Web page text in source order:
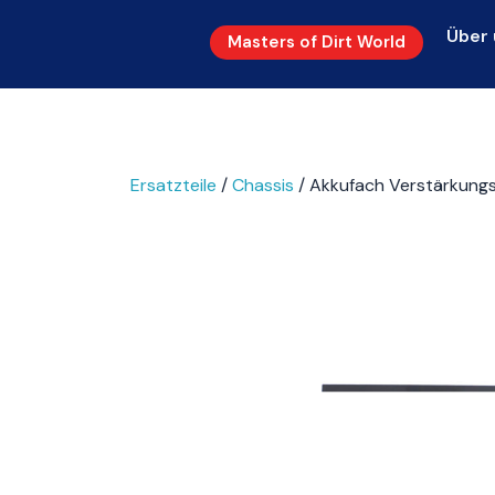
Masters of Dirt World Über
Ersatzteile /Chassis / Akkufach